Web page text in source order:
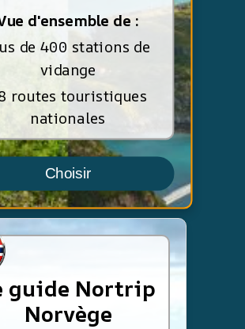
d'ensemble de :
de 400 stations de
vidange
routes touristiques
nationales
Choisir
guide Nortrip
Norvège